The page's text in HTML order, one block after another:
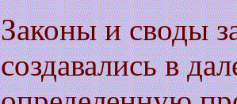
Законы и своды
создавались в